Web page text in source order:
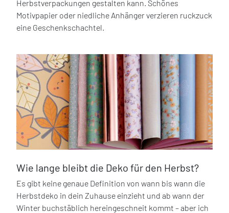
Herbstverpackungen gestalten kann. Schönes
Motivpapier oder niedliche Anhänger verzieren ruckzuck
eine Geschenkschachtel.
Wie lange bleibt die Deko für den Herbst?
Es gibt keine genaue Definition von wann bis wann die
Herbstdeko in dein Zuhause einzieht und ab wann der
Winter buchstäblich hereingeschneit kommt – aber ich